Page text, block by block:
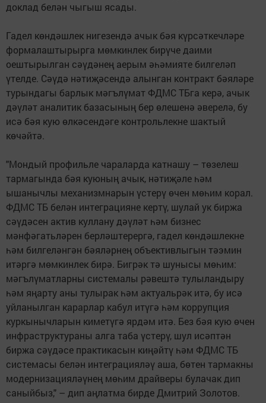
доклад белән чыгыш ясады.
Гадел көндәшлек нигезендә ачык бәя күрсәткечләре
формалаштырырга мөмкинлек бирүче даими
оештырылган сәүдәнең аерым әһәмияте билгеләп
үтелде. Сәүдә нәтиҗәсендә алынган контракт бәяләре
турындагы барлык мәгълүмат ФДМС ТБга керә, ачык
дәүләт аналитик базасының бер өлешенә әверелә, бу
исә бәя кую өлкәсендәге контрольлекне шактый
көчәйтә.
"Мондый профильле чараларда катнашу – төзелеш
тармагында бәя куюның ачык, нәтиҗәле һәм
ышанычлы механизмнарын үстерү өчен мөһим корал.
ФДМС ТБ белән интеграцияне кертү, шулай ук биржа
сәүдәсен актив куллану дәүләт һәм бизнес
мәнфәгатьләрен берләштерергә, гадел көндәшлекне
һәм билгеләнгән бәяләрнең объективлыгын тәэмин
итәргә мөмкинлек бирә. Бигрәк тә шунысы мөһим:
мәгълүматларны системалы рәвештә тулыландыру
һәм яңарту аны тулырак һәм актуальрәк итә, бу исә
уйланылган карарлар кабул итүгә һәм коррупция
куркынычларын киметүгә ярдәм итә. Без бәя кую өчен
инфраструктураны алга таба үстерү, шул исәптән
биржа сәүдәсе практикасын киңәйтү һәм ФДМС ТБ
системасы белән интеграцияләү аша, бөтен тармакны
модернизацияләүнең мөһим драйверы булачак дип
саныйбыз," – дип аңлатма бирде Дмитрий Золотов.